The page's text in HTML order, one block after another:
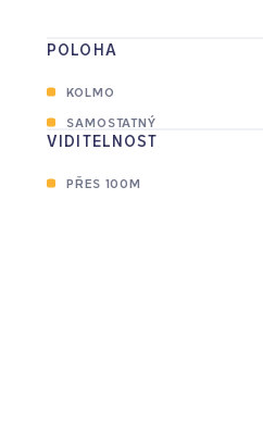
POLOHA
KOLMO
SAMOSTATNÝ
VIDITELNOST
PŘES 100M